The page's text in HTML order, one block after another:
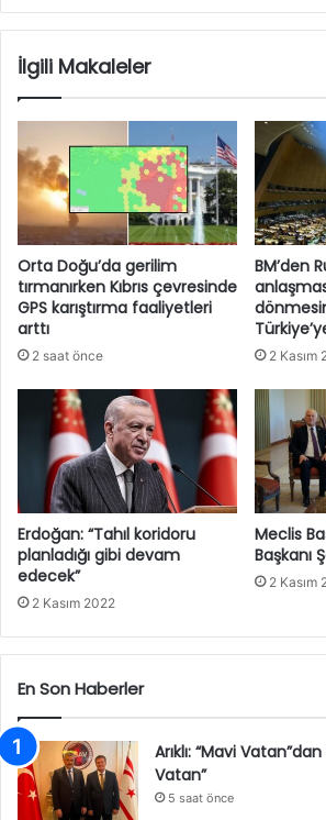
İlgili Makaleler
Orta Doğu’da gerilim
tırmanırken Kıbrıs çevresinde
GPS karıştırma faaliyetleri
arttı
2 saat önce
BM’den
2 Kasım
Erdoğan: “Tahıl koridoru
planladığı gibi devam
edecek”
2 Kasım 2022
Meclis
Başkanı
2 Kasım
En Son Haberler
Arıklı: “Mavi
Vatan”
5 saat önce